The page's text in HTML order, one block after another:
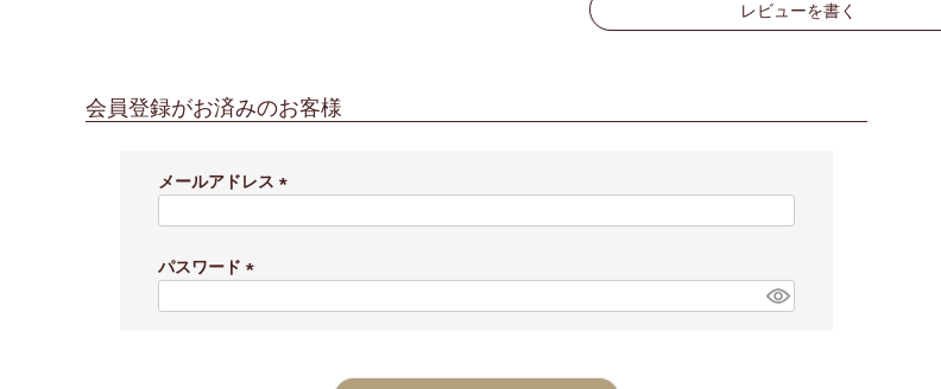
レビューを書く
会員登録がお済みのお客様
メールアドレス
)
パスワード